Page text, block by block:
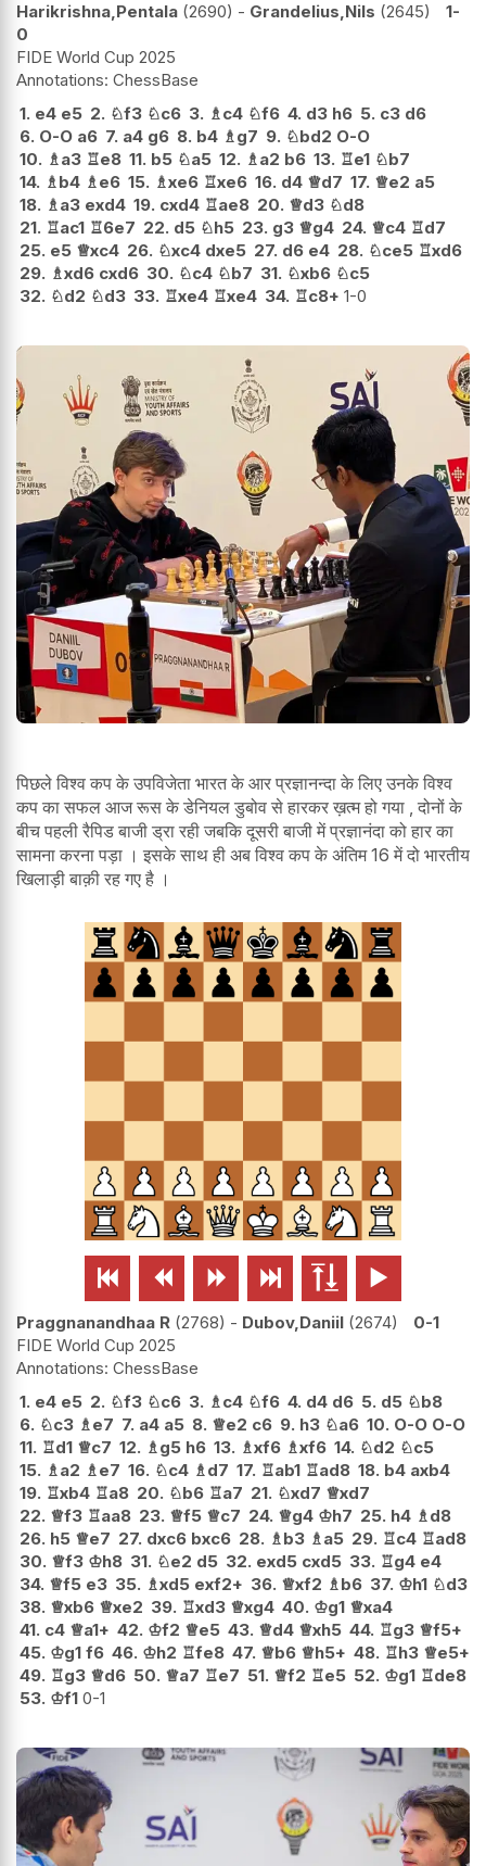
Harikrishna,Pentala 2690 - Grandelius,Nils 2645
1-
0
FIDE World Cup 2025
ChessBase
1. e4 e5 2. ♘f3 ♘c6 3. ♗c4 ♘f6 4. d3 h6 5. c3 d6
6. O-O a6 7. a4 g6 8. b4 ♗g7 9. ♘bd2 O-O
10. ♗a3 ♖e8 11. b5 ♘a5 12. ♗a2 b6 13. ♖e1 ♘b7
14. ♗b4 ♗e6 15. ♗xe6 ♖xe6 16. d4 ♕d7 17. ♕e2 a5
18. ♗a3 exd4 19. cxd4 ♖ae8 20. ♕d3 ♘d8
21. ♖ac1 ♖6e7 22. d5 ♘h5 23. g3 ♕g4 24. ♕c4 ♖d7
25. e5 ♕xc4 26. ♘xc4 dxe5 27. d6 e4 28. ♘ce5 ♖xd6
29. ♗xd6 cxd6 30. ♘c4 ♘b7 31. ♘xb6 ♘c5
32. ♘d2 ♘d3 33. ♖xe4 ♖xe4 34. ♖c8+ 1-0
पिछले विश्व कप के उपविजेता भारत के आर प्रज्ञानन्दा के लिए उनके विश्व
कप का सफल आज रूस के डेनियल डुबोव से हारकर ख़त्म हो गया , दोनों के
बीच पहली रैपिड बाजी ड्रा रही जबकि दूसरी बाजी में प्रज्ञानंदा को हार का
सामना करना पड़ा । इसके साथ ही अब विश्व कप के अंतिम 16 में दो भारतीय
खिलाड़ी बाक़ी रह गए है ।
     
Praggnanandhaa R 2768 - Dubov,Daniil 2674
0-1
FIDE World Cup 2025
ChessBase
1. e4 e5 2. ♘f3 ♘c6 3. ♗ c4 ♘f6 4. d4 d6 5. d5 ♘b8
6. ♘c3 ♗ e7 7. a4 a5 8. ♕e2 c6 9. h3 ♘a6 10. O-O O-O
11. ♖d1 ♕c7 12. ♗ g5 h6 13. ♗xf6 ♗xf6 14. ♘d2 ♘c5
15. ♗ a2 ♗ e7 16. ♘c4 ♗ d7 17. ♖ab1 ♖ad8 18. b4 axb4
19. ♖xb4 ♖a8 20. ♘b6 ♖a7 21. ♘xd7 ♕xd7
22. ♕f3 ♖aa8 23. ♕f5 ♕c7 24. ♕g4 ♔h7 25. h4 ♗ d8
26. h5 ♕e7 27. dxc6 bxc6 28. ♗ b3 ♗ a5 29. ♖c4 ♖ad8
30. ♕f3 ♔h8 31. ♘e2 d5 32. exd5 cxd5 33. ♖g4 e4
34. ♕f5 e3 35. ♗xd5 exf2+ 36. ♕xf2 ♗ b6 37. ♔h1 ♘d3
38. ♕xb6 ♕xe2 39. ♖xd3 ♕xg4 40. ♔g1 ♕xa4
41. c4 ♕a1+ 42. ♔f2 ♕e5 43. ♕d4 ♕xh5 44. ♖g3 ♕f5+
45. ♔g1 f6 46. ♔h2 ♖fe8 47. ♕b6 ♕h5+ 48. ♖h3 ♕e5+
49. ♖g3 ♕d6 50. ♕a7 ♖e7 51. ♕f2 ♖e5 52. ♔g1 ♖de8
53. ♔f1 0-1